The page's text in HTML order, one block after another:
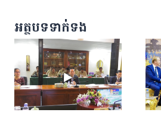
អត្ថបទទាក់ទង